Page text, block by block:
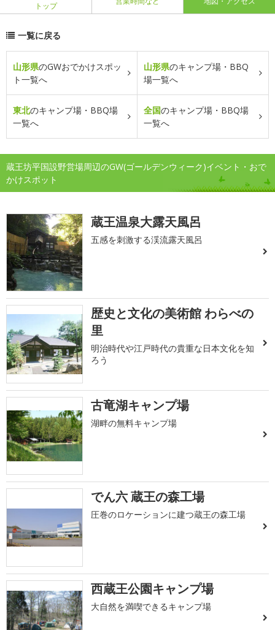
トップ
一覧に戻る
山形県のGWおでかけスポッ
ト一覧へ
山形県のキャンプ場・BBQ
場一覧へ
東北のキャンプ場・BBQ場
一覧へ
全国のキャンプ場・BBQ場
一覧へ
蔵王坊平国設野営場周辺のGW(ゴールデンウィーク)イベント・おで
かけスポット
蔵王温泉大露天風呂
五感を刺激する渓流露天風呂
歴史と文化の美術館 わらべの
里
明治時代や江戸時代の貴重な日本文化を知
ろう
古竜湖キャンプ場
湖畔の無料キャンプ場
でん六 蔵王の森工場
圧巻のロケーションに建つ蔵王の森工場
西蔵王公園キャンプ場
大自然を満喫できるキャンプ場